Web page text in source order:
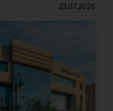
23.07.2026